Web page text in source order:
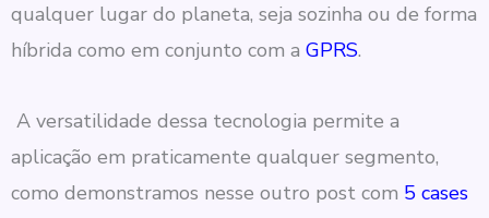
qualquer lugar do planeta, seja sozinha ou de forma
híbrida como em conjunto com a GPRS.
A versatilidade dessa tecnologia permite a
aplicação em praticamente qualquer segmento,
como demonstramos nesse outro post com 5 cases